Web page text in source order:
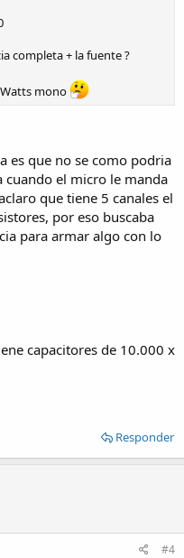
completa + la fuente ?
mono
es que no se como podria
cuando el micro le manda
que tiene 5 canales el
por eso buscaba
para armar algo con lo
capacitores de 10.000 x
Responder
#4